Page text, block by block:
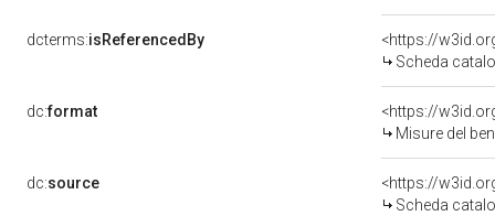
dcterms:isReferencedBy
<https://
Scheda
dc:format
<https://
Misure del
dc:source
<https://
Scheda